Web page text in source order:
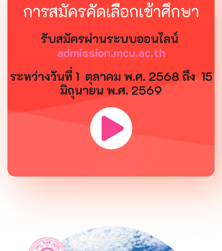
การสมัครคัดเลือกเข้าศึกษา
รับสมัครผ่านระบบออนไลน์
admission.mcu.ac.th
ระหว่างวันที่ 1 ตุลาคม พ.ศ. 2568 ถึง 15
มิถุนายน พ.ศ. 2569